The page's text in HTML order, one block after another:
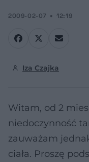
2009-02-07 12:19
Iza Czajka
Witam, od 2
niedoczynność
zauważam
ciała. Proszę